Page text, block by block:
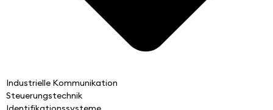
Industrielle Kommunikation
Steuerungstechnik